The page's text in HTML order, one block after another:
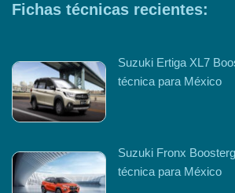
Fichas técnicas recientes:
Suzuki Ertiga XL7
técnica para México
Suzuki Fronx
técnica para México